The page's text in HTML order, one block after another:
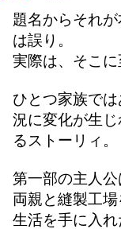
題名からそれ
は誤り。
実際は、そこ
ひとつ家族で
況に変化が生
るストーリィ。
第一部の主人
両親と縫製工
生活を手に入